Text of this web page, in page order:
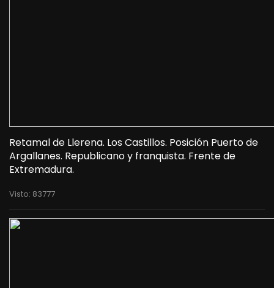
Retamal de Llerena. Los Castillos. Posición Puerto de
Argallanes. Republicano y franquista. Frente de
Extremadura.
Visto: 83777